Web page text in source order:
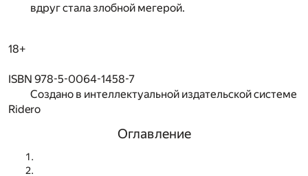
вдруг стала злобной мегерой.
18+
ISBN 978-5-0064-1458-7
Создано в интеллектуальной издательской системе
Ridero
Оглавление